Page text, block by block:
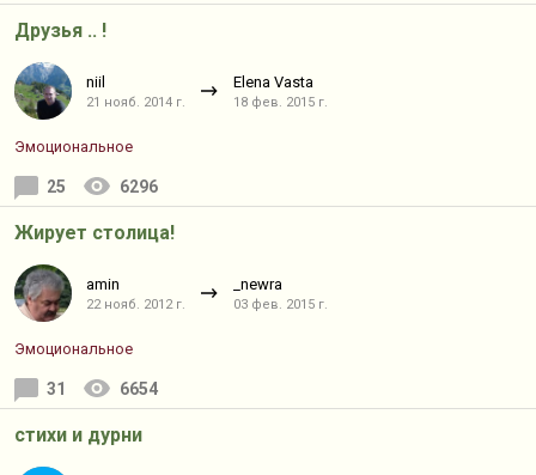
Друзья .. !
niil
21 нояб. 2014 г.
Elena Vasta
18 фев. 2015 г.
Эмоциональное
25 6296
Жирует столица!
amin
22 нояб. 2012 г.
_newra
03 фев. 2015 г.
Эмоциональное
31 6654
стихи и дурни